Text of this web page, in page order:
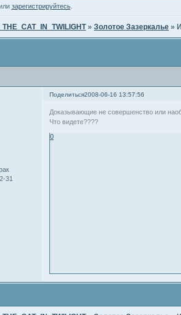
зарегистрируйтесь.
»Золотое Зазеркалье »
Поделиться2008-06-16 13:57:56
31
Доказывающие не совершенство или
Что видете????
0